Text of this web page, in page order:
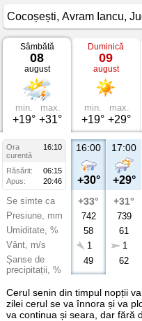
Vremea
Cocoșești
Avram
Iancu,
Județul
Alba
Sâmbătă
08
august
min.
+19°
max.
+31°
Duminică
09
august
min.
+19°
max.
+29°
Ora
16:10
curentă
Răsărit:
06:15
Apus:
20:46
Se simte ca
Presiune, mm
Umiditate, %
Vânt, m/s
Șanse de
precipitații, %
16:00
+30°
+33°
742
58
1
49
17:00
+29°
+31°
739
61
1
62
Cerul senin din timpul nopții
zilei cerul se va înnora și va
va continua și seara, dar fără